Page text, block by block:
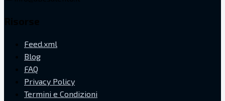
Feed.xml
Blog
FAQ
Privacy Policy
Termini e Condizioni